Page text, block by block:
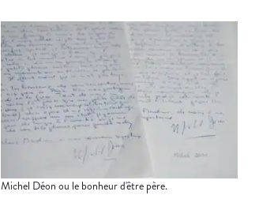
Michel Déon ou le bonheur d'être père.